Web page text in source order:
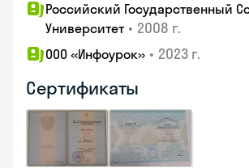
Российский Государственный
Университет • 2008 г.
ООО «Инфоурок» • 2023 г.
Сертификаты